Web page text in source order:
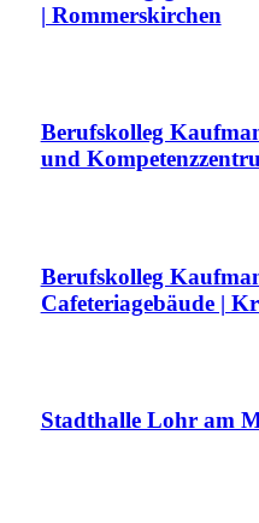
| Rommerskirchen
Berufskolleg
und
Berufskolleg
Cafeteriagebäude |
Stadthalle Lohr am